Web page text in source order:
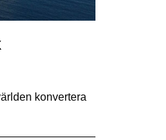
konvertera